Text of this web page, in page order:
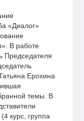
«Диалог»
В работе
Председателя
Ерохина
темы. В
курс, группа